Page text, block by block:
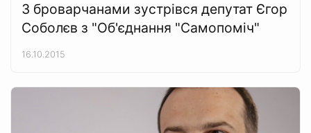
З броварчанами зустрівся депутат Єгор
Соболєв з "Об'єднання "Самопоміч"
16.10.2015